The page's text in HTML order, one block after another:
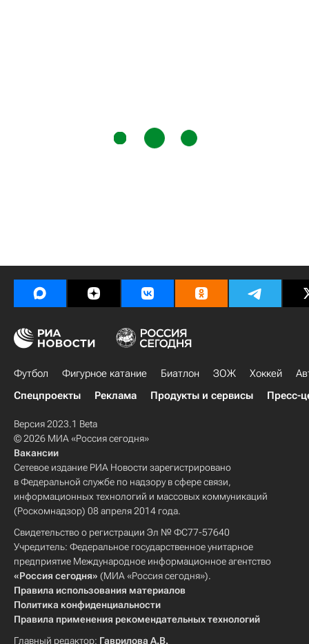
Футбол Фигурное катание Биатлон ЗОЖ Хоккей
Спецпроекты
Реклама Продукты и сервисы Пресс-
Версия 2023.1 Beta
© 2026 МИА «Россия сегодня»
Вакансии
Сетевое издание РИА Новости зарегистрировано
в Федеральной службе по надзору в сфере связи,
информационных технологий и массовых коммуникаций
(Роскомнадзор) 08 апреля 2014 года.
Свидетельство о регистрации Эл № ФС77-57640
Учредитель: Федеральное государственное унитарное
предприятие Международное информационное агентство
«Россия сегодня» (МИА «Россия сегодня»).
Правила использования материалов
Политика конфиденциальности
Правила применения рекомендательных технологий
Главный редактор: Гаврилова А.В.